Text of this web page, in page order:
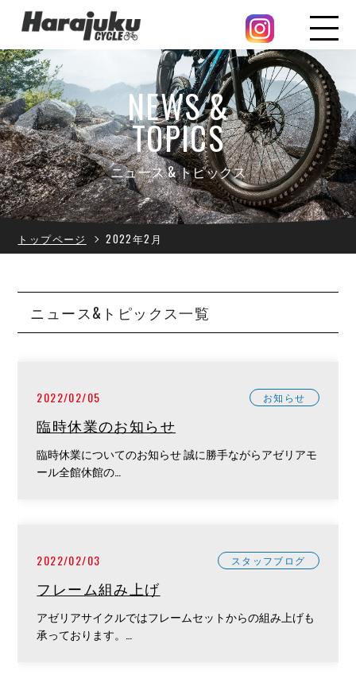
NEWS &
TOPICS
ニュース & トピックス
トップページ 2022年2月
ニュース&トピックス一覧
2022/02/05 お知らせ
臨時休業のお知らせ
臨時休業についてのお知らせ 誠に勝手ながらアゼリアモ
ール全館休館の…
2022/02/03 スタッフブログ
フレーム組み上げ
アゼリアサイクルではフレームセットからの組み上げも
承っております。…